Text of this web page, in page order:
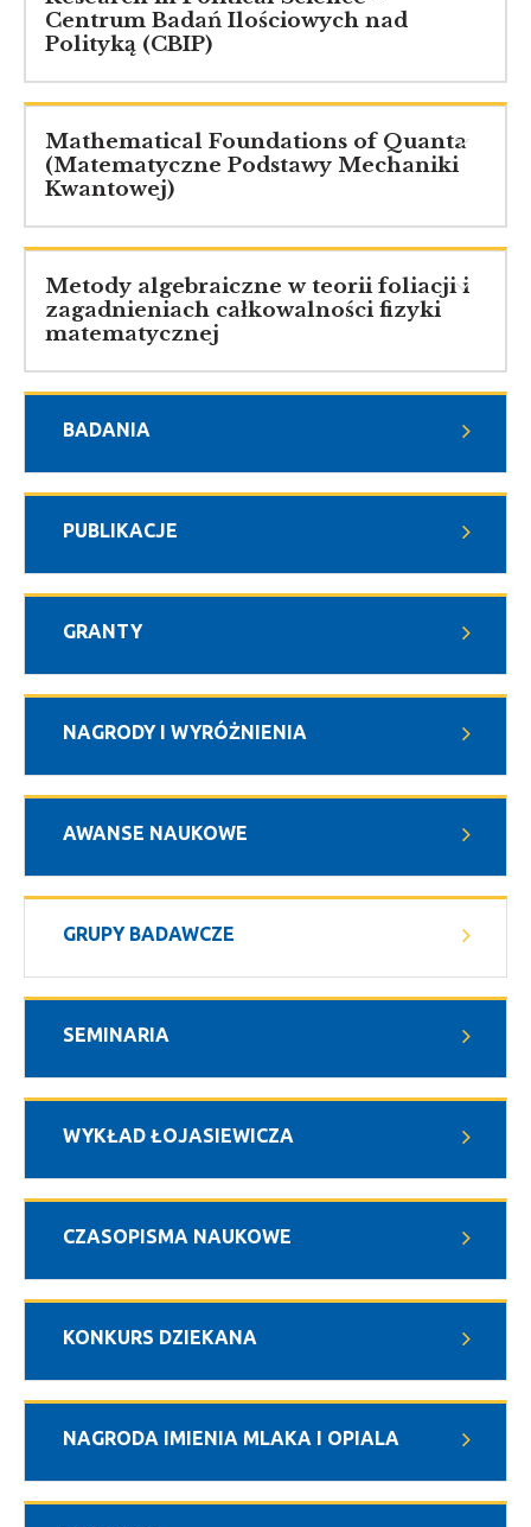
BADANIA
PUBLIKACJE
GRANTY
NAGRODY I WYRÓŻNIENIA
AWANSE NAUKOWE
GRUPY BADAWCZE
SEMINARIA
WYKŁAD ŁOJASIEWICZA
CZASOPISMA NAUKOWE
KONKURS DZIEKANA
NAGRODA IMIENIA MLAKA I OPIALA
Centrum Badań Ilościowych nad
Polityką (CBIP)
Mathematical Foundations of Quanta
(Matematyczne Podstawy Mechaniki
Kwantowej)
Metody algebraiczne w teorii foliacji i
zagadnieniach całkowalności fizyki
matematycznej